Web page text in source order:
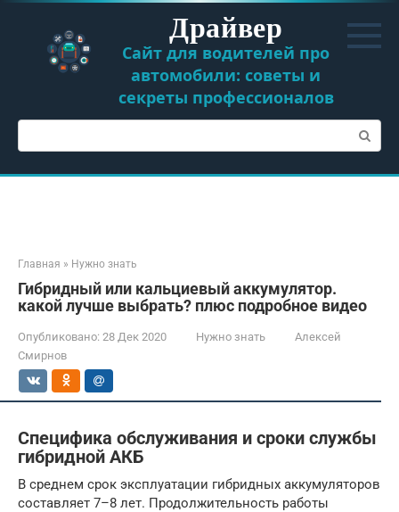
Перейти
контенту
Драйвер
Сайт для водителей про
автомобили: советы и
секреты профессионалов
Поиск:
Главная » Нужно знать
Гибридный или кальциевый аккумулятор.
какой лучше выбрать? плюс подробное видео
Опубликовано: 28 Дек 2020 Нужно знать
Алексей
Смирнов
Специфика обслуживания и сроки службы
гибридной АКБ
В среднем срок эксплуатации гибридных аккумуляторов
составляет 7–8 лет. Продолжительность работы